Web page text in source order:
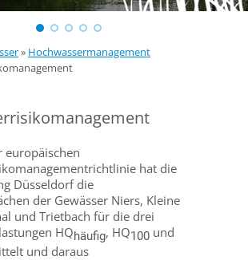
» Hochwassermanagement
europäischen
hat die
Düsseldorf die
der Gewässer Niers, Kleine
und Trietbach für die drei
HQhäufig, HQ100 und
und daraus